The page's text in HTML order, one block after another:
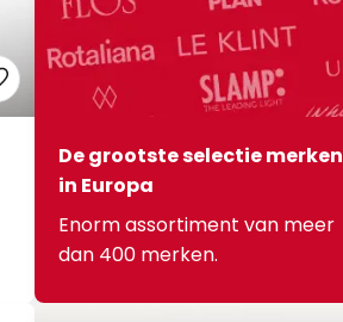
De grootste selectie merken
in Europa
Enorm assortiment van meer
dan 400 merken.